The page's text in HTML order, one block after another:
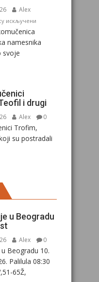
Alex
искљученина
vеlikоmučеnica
namesnika
i drugi
Alex 0
Trofim,
su postradali
u Beogradu
Alex 0
Beogradu 10.
Palilula 08:30
65Ž,